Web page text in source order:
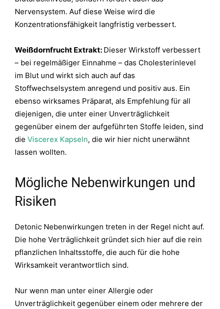
Nervensystem. Auf diese Weise wird die
Konzentrationsfähigkeit langfristig verbessert.
Weißdornfrucht Extrakt: Dieser Wirkstoff verbessert
– bei regelmäßiger Einnahme – das Cholesterinlevel
im Blut und wirkt sich auch auf das
Stoffwechselsystem anregend und positiv aus. Ein
ebenso wirksames Präparat, als Empfehlung für all
diejenigen, die unter einer Unverträglichkeit
gegenüber einem der aufgeführten Stoffe leiden, sind
die Viscerex Kapseln, die wir hier nicht unerwähnt
lassen wollten.
Mögliche Nebenwirkungen und
Risiken
Detonic Nebenwirkungen treten in der Regel nicht auf.
Die hohe Verträglichkeit gründet sich hier auf die rein
pflanzlichen Inhaltsstoffe, die auch für die hohe
Wirksamkeit verantwortlich sind.
Nur wenn man unter einer Allergie oder
Unverträglichkeit gegenüber einem oder mehrere der